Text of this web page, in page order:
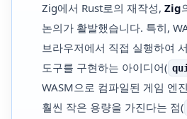
Zig에서 Rust로의 재작성, Zig
논의가 활발했습니다. 특히,
브라우저에서 직접 실행하여
도구를 구현하는 아이디어(
WASM으로 컴파일된 게임 엔
훨씬 작은 용량을 가진다는 점(